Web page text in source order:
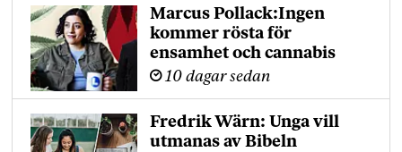
Marcus Pollack:Ingen
kommer rösta för
ensamhet och cannabis
10 dagar sedan
Fredrik Wärn: Unga vill
utmanas av Bibeln